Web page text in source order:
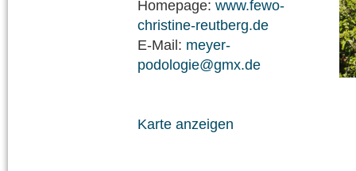
Homepage: www.fewo-
christine-reutberg.de
E-Mail: meyer-
podologie@gmx.de
Karte anzeigen